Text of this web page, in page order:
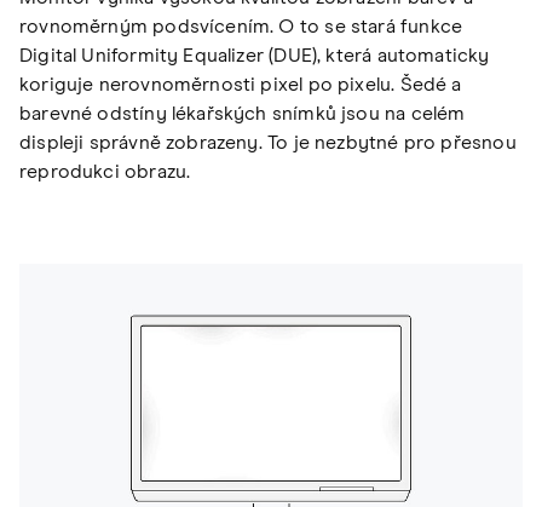
rovnoměrným podsvícením. O to se stará funkce
Digital Uniformity Equalizer (DUE), která automaticky
koriguje nerovnoměrnosti pixel po pixelu. Šedé a
barevné odstíny lékařských snímků jsou na celém
displeji správně zobrazeny. To je nezbytné pro přesnou
reprodukci obrazu.